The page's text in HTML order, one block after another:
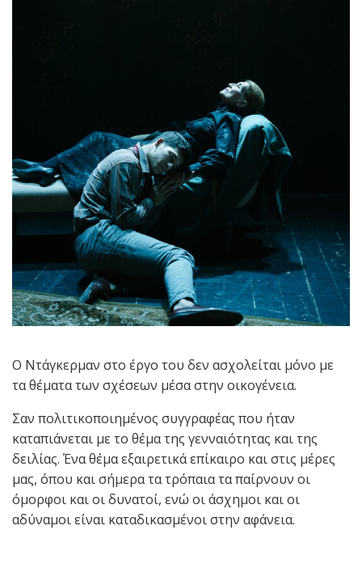
Ο Ντάγκερμαν στο έργο του δεν ασχολείται μόνο με
τα θέματα των σχέσεων μέσα στην οικογένεια.
Σαν πολιτικοποιημένος συγγραφέας που ήταν
καταπιάνεται με το θέμα της γενναιότητας και της
δειλίας. Ένα θέμα εξαιρετικά επίκαιρο και στις μέρες
μας, όπου και σήμερα τα τρόπαια τα παίρνουν οι
όμορφοι και οι δυνατοί, ενώ οι άσχημοι και οι
αδύναμοι είναι καταδικασμένοι στην αφάνεια.